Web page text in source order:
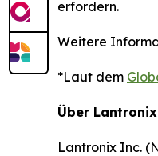
erfordern.
Weitere
*Laut dem
Über Lantronix
Lantronix Inc.